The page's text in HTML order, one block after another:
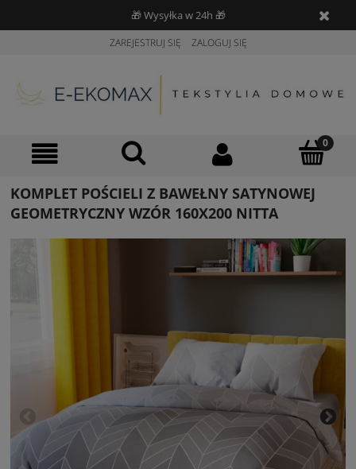
🎁 Wysyłka w 24h 🎁
ZAREJESTRUJ SIĘ ZALOGUJ SIĘ
KOMPLET POŚCIELI Z BAWEŁNY SATYNOWEJ
GEOMETRYCZNY WZÓR 160X200 NITTA